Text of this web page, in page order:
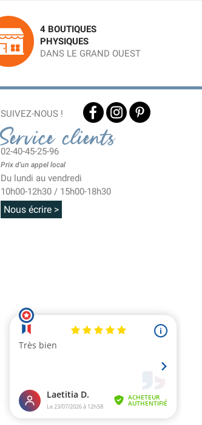
4 BOUTIQUES
PHYSIQUES
DANS LE GRAND OUEST
SUIVEZ-NOUS !
Service clients
02-40-45-25-96
Prix d'un appel local
Du lundi au vendredi
10h00-12h30 / 15h00-18h30
Nous écrire >